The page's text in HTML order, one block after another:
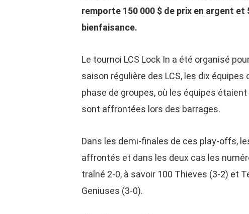
remporte 150 000 $ de prix en argent
bienfaisance.
Le tournoi LCS Lock In a été organisé
saison régulière des LCS, les dix
phase de groupes, où les équipes
sont affrontées lors des barrages.
Dans les demi-finales de ces play-offs,
affrontés et dans les deux cas les
traîné 2-0, à savoir 100 Thieves (3-2) et
Geniuses (3-0).